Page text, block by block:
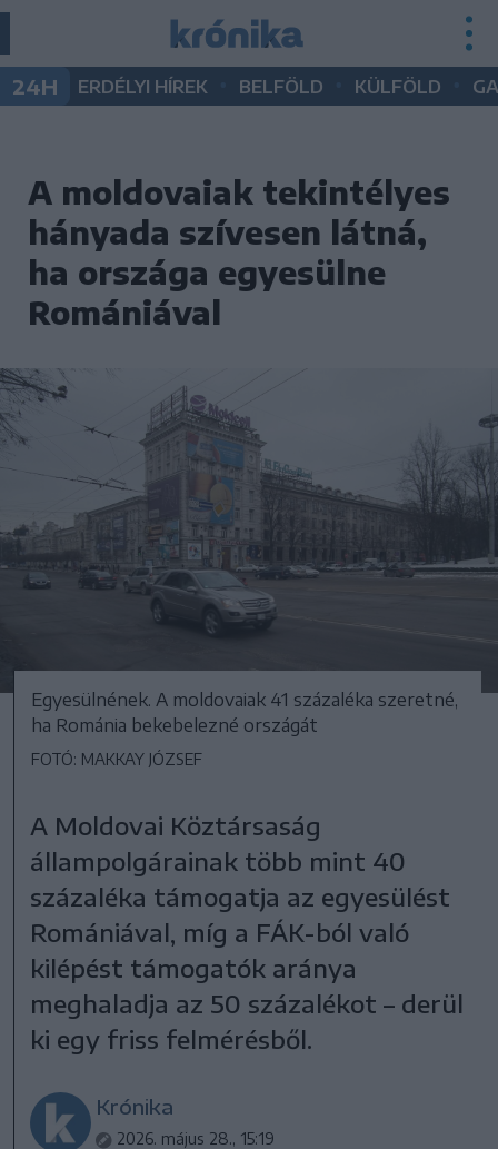
24H ERDÉLYI HÍREK BELFÖLD KÜLFÖLD
A moldovaiak tekintélyes
hányada szívesen látná,
ha országa egyesülne
Romániával
Egyesülnének. A moldovaiak 41 százaléka szeretné,
ha Románia bekebelezné országát
FOTÓ: MAKKAY JÓZSEF
A Moldovai Köztársaság
állampolgárainak több mint 40
százaléka támogatja az egyesülést
Romániával, míg a FÁK-ból való
kilépést támogatók aránya
meghaladja az 50 százalékot – derül
ki egy friss felmérésből.
Krónika
2026. május 28., 15:19